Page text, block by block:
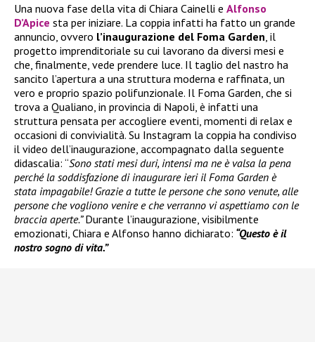
Una nuova fase della vita di Chiara Cainelli e Alfonso
D’Apice sta per iniziare. La coppia infatti ha fatto un grande
annuncio, ovvero l’inaugurazione del Foma Garden , il
progetto imprenditoriale su cui lavorano da diversi mesi e
che, finalmente, vede prendere luce. Il taglio del nastro ha
sancito l’apertura a una struttura moderna e raffinata, un
vero e proprio spazio polifunzionale. Il Foma Garden, che si
trova a Qualiano, in provincia di Napoli, è infatti una
struttura pensata per accogliere eventi, momenti di relax e
occasioni di convivialità. Su Instagram la coppia ha condiviso
il video dell’inaugurazione, accompagnato dalla seguente
didascalia: “Sono stati mesi duri, intensi ma ne è valsa la pena
perché la soddisfazione di inaugurare ieri il Foma Garden è
stata impagabile! Grazie a tutte le persone che sono venute, alle
persone che vogliono venire e che verranno vi aspettiamo con le
braccia aperte.”Durante l’inaugurazione, visibilmente
emozionati, Chiara e Alfonso hanno dichiarato: “Questo è il
nostro sogno di vita.”